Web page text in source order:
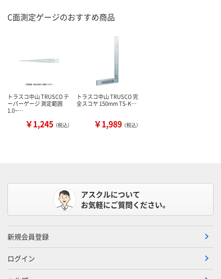
C面測定ゲージのおすすめ商品
トラスコ中山 TRUSCO テ
ーパーゲージ 測定範囲
1.0~…
￥1,245 （税込）
トラスコ中山 TRUSCO 完
全スコヤ 150mm TS-K…
￥1,989 （税込）
アスクルについて
お気軽にご質問ください。
新規会員登録
ログイン